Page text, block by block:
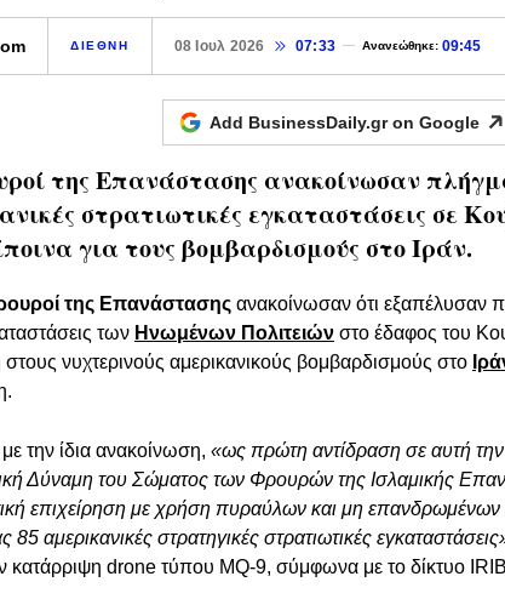
ΔΙΕΘΝΗ 08 Ιουλ 2026 07:33 Ανανεώθηκε: 09:45
Add BusinessDaily.gr on Google
της Επανάστασης ανακοίνωσαν
στρατιωτικές εγκαταστάσεις σε
για τους βομβαρδισμούς στο Ιράν.
της Επανάστασης ανακοίνωσαν ότι εξαπέλυσαν
των Ηνωμένων Πολιτειών στο έδαφος του
νυχτερινούς αμερικανικούς βομβαρδισμούς στο
την ίδια ανακοίνωση, «ως πρώτη αντίδραση σε αυτή την
Δύναμη του Σώματος των Φρουρών της Ισλαμικής
επιχείρηση με χρήση πυραύλων και μη επανδρωμένων
85 αμερικανικές στρατηγικές στρατιωτικές
κατάρριψη drone τύπου MQ-9, σύμφωνα με το δίκτυο